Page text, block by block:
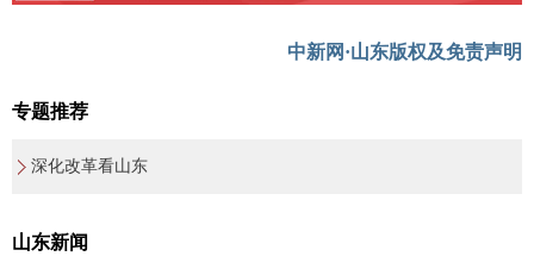
中新网·山东版权及免责声明
专题推荐
深化改革看山东
山东新闻